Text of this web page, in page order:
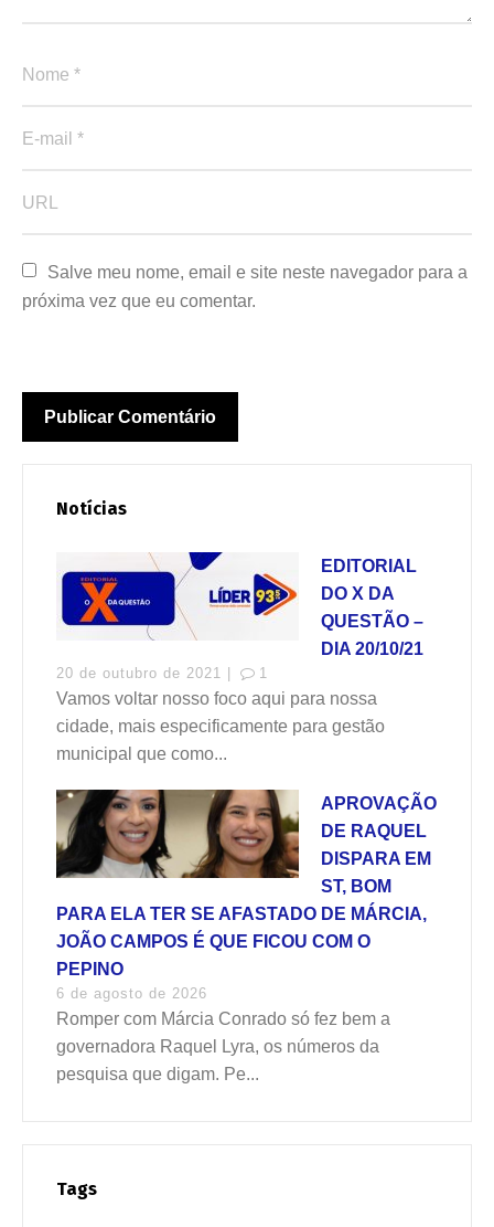
Salve meu nome, email e site neste navegador para a
próxima vez que eu comentar.
Notícias
EDITORIAL
DO X DA
QUESTÃO –
DIA 20/10/21
20 de outubro de 2021 | 1
Vamos voltar nosso foco aqui para nossa
cidade, mais especificamente para gestão
municipal que como...
APROVAÇÃO
DE RAQUEL
DISPARA EM
ST, BOM
PARA ELA TER SE AFASTADO DE MÁRCIA,
JOÃO CAMPOS É QUE FICOU COM O
PEPINO
6 de agosto de 2026
Romper com Márcia Conrado só fez bem a
governadora Raquel Lyra, os números da
pesquisa que digam. Pe...
Tags